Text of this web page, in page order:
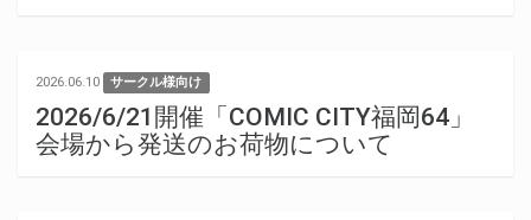
2026.06.10 サークル様向け
2026/6/21開催「COMIC CITY福岡64」
会場から発送のお荷物について